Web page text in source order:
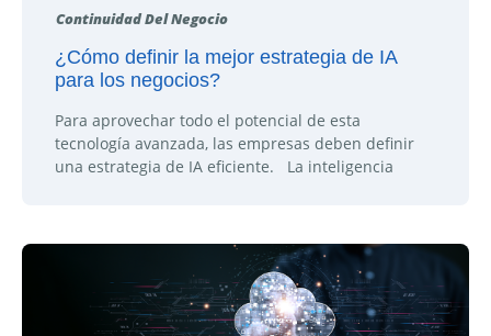
Continuidad Del Negocio
¿Cómo definir la mejor estrategia de IA
para los negocios?
Para aprovechar todo el potencial de esta
tecnología avanzada, las empresas deben definir
una estrategia de IA eficiente. La inteligencia